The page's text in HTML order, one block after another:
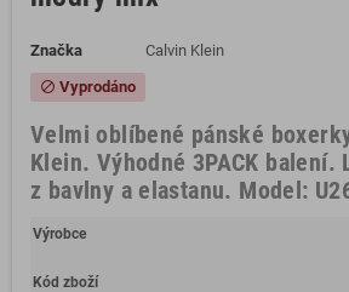
Značka Calvin Klein
block Vyprodáno
Velmi oblíbené pánské
Klein. Výhodné 3PACK balení.
z bavlny a elastanu. Model:
Výrobce
Kód zboží